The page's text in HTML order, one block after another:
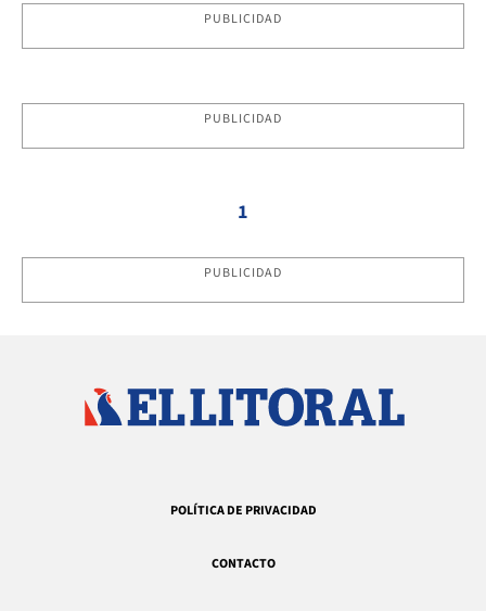
PUBLICIDAD
PUBLICIDAD
1
PUBLICIDAD
POLÍTICA DE PRIVACIDAD
CONTACTO